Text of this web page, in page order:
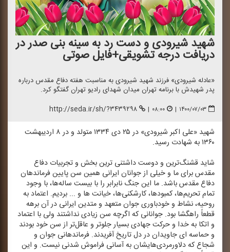
شهید شیرودی و دست رد به سینه بنی صدر در
دریافت درجه تشویقی+فایل صوتی
«عادله شیرودی» فرزند شهید شیرودی به مناسبت هفته دفاع مقدس درباره
پدر شهیدش با برنامه تهران میدان شهدای رادیو تهران گفتگو كرد.
۱۴۰۰/۰۷/۰۳ | ۰۸:۰۰ | http://seda.ir/sh/?۳۴۳۹۲۹۸
شهید «علی اكبر شیرودی» در ۲۵ دی ۱۳۳۴ متولد و در ۸ اردیبهشت
۱۳۶۰ به شهادت رسید.
شاید قشنگ‌ترین و دوست داشتنی‌ ترین بخش و تجربیات دفاع
مقدس برای ما و خیلی از جوانان ایرانی همین سن پایین فرماندهان
دفاع مقدس باشد. ما این جنگ نابرابر را با بیست ساله‌ها، با وجود
تمام تحریم‌ها، كمبودها، كارشكنی‌ها، خیانت ها و ... بردیم. اعتماد به
روحیه، نشاط و خودباوری جوان متعهد و متدین ایرانی در آن برهه
قطعاً راهگشا بود. جوانانی كه اگرچه سن زیادی نداشتند ولی با اعتماد
و اتكا به خدا و حركت جهادی بسیار جلوتر و عاقل‌تر از سن خود بودند
و حماسه ‌ای جاویدان در دل تاریخ آفریدند. فرماندهانی جوان و
شجاع كه دلاورمردی‌هایشان به آسانی فراموش شدنی نیست. و این